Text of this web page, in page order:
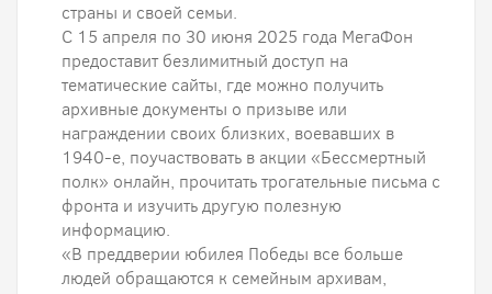
страны и своей семьи.
С 15 апреля по 30 июня 2025 года МегаФон
предоставит безлимитный доступ на
тематические сайты, где можно получить
архивные документы о призыве или
награждении своих близких, воевавших в
1940-е, поучаствовать в акции «Бессмертный
полк» онлайн, прочитать трогательные письма с
фронта и изучить другую полезную
информацию.
«В преддверии юбилея Победы все больше
людей обращаются к семейным архивам,